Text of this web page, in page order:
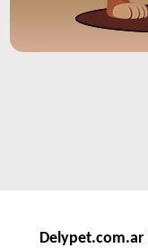
Delypet.com.ar